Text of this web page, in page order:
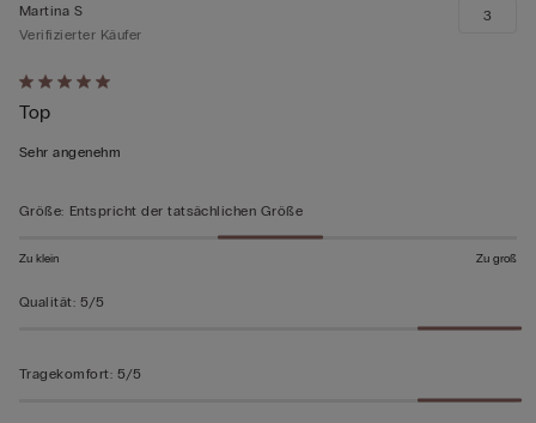
Mit
5
von
bewertet
Martina S
Verifizierter Käufer
Top
Sehr angenehm
3
Größe: Entspricht der tatsächlichen Größe
Zu klein Zu groß
Qualität: 5/5
Tragekomfort: 5/5